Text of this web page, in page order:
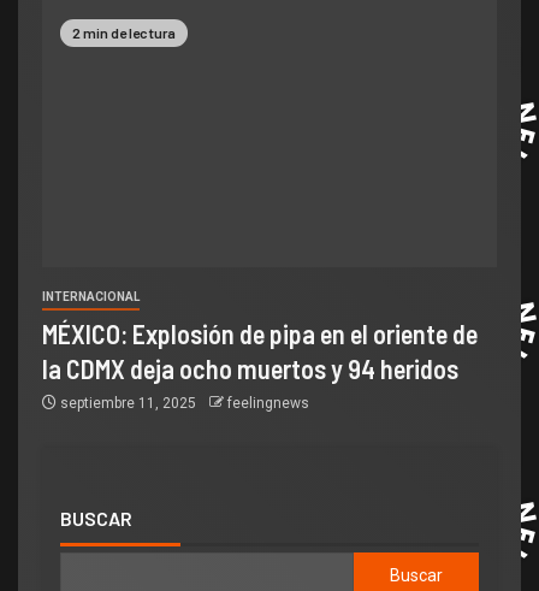
2 min de lectura
INTERNACIONAL
MÉXICO: Explosión de pipa en el oriente de
la CDMX deja ocho muertos y 94 heridos
septiembre 11, 2025 feelingnews
BUSCAR
Buscar